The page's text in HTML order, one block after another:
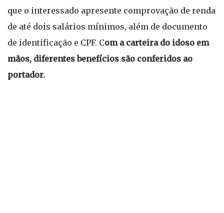
que o interessado apresente comprovação de renda
de até dois salários mínimos, além de documento
de identificação e CPF. Com a carteira do idoso em
mãos, diferentes benefícios são conferidos ao
portador.